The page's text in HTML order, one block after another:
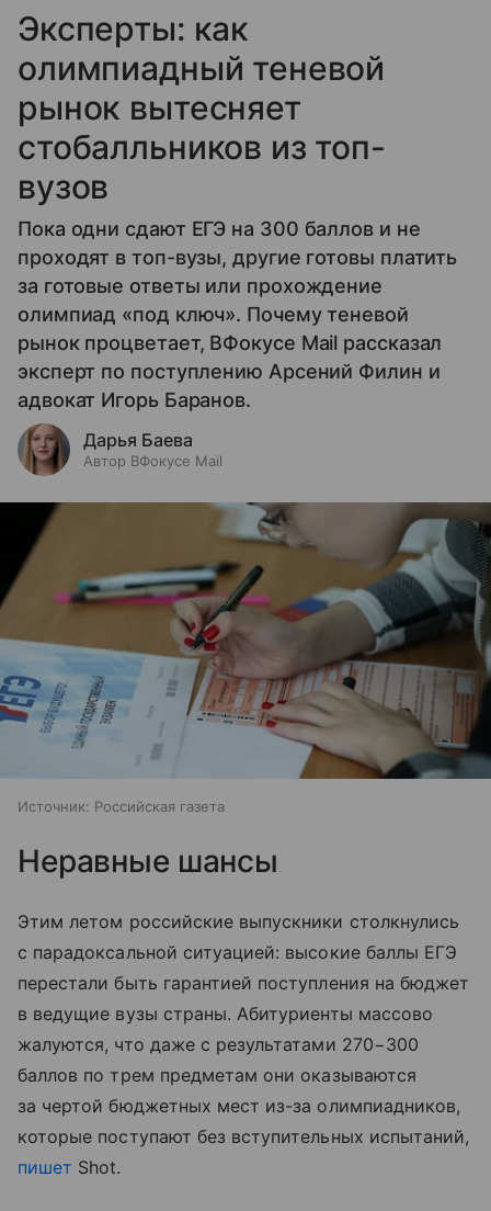
Эксперты: как
олимпиадный теневой
рынок вытесняет
стобалльников из топ-
вузов
Пока одни сдают ЕГЭ на 300 баллов и не
проходят в топ-вузы, другие готовы платить
за готовые ответы или прохождение
олимпиад «под ключ». Почему теневой
рынок процветает, ВФокусе Mail рассказал
эксперт по поступлению Арсений Филин и
адвокат Игорь Баранов.
Дарья Баева
Автор ВФокусе Mail
Источник: Российская газета
Неравные шансы
Этим летом российские выпускники столкнулись
с парадоксальной ситуацией: высокие баллы ЕГЭ
перестали быть гарантией поступления на бюджет
в ведущие вузы страны. Абитуриенты массово
жалуются, что даже с результатами 270−300
баллов по трем предметам они оказываются
за чертой бюджетных мест из-за олимпиадников,
которые поступают без вступительных испытаний,
пишет Shot.